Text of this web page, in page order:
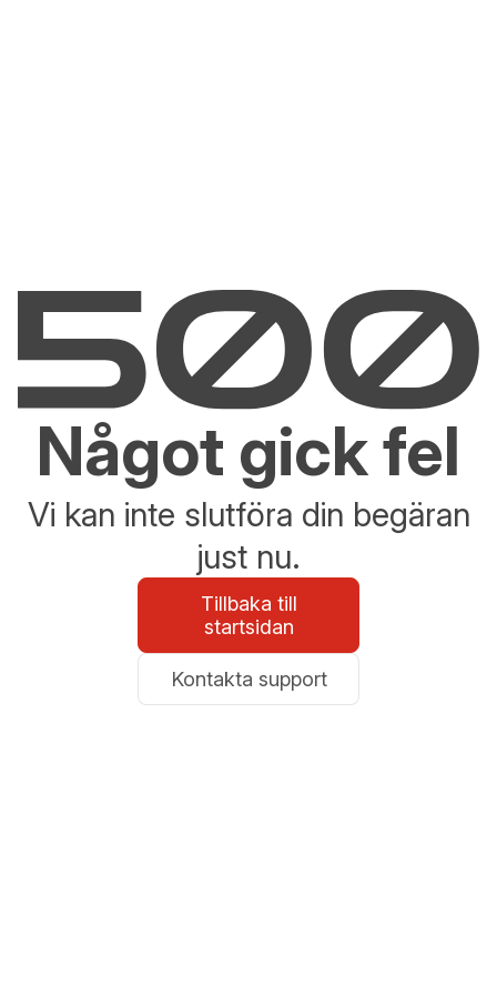
Något gick fel
Vi kan inte slutföra din begäran
just nu.
Tillbaka till
startsidan
Kontakta support